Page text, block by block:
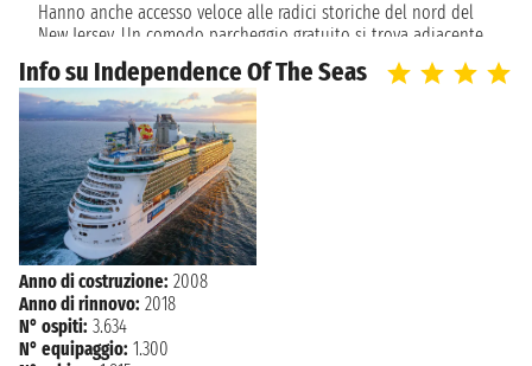
Hanno anche accesso veloce alle radici storiche del nord del
New Jersey. Un comodo parcheggio gratuito si trova adiacente
il cruise terminal.
I visitatori hanno facile accesso a tutto quello che New York ha
da offrire.
Info su Independence Of The Seas
Anno di costruzione: 2008
Anno di rinnovo: 2018
N° ospiti: 3.634
N° equipaggio: 1.300